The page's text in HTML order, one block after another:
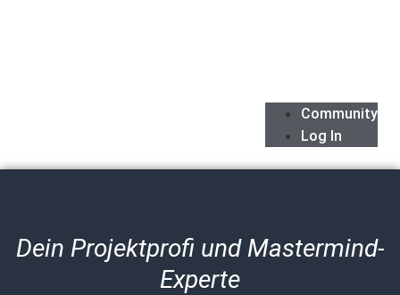
Community
Log In
Dein Projektprofi und Mastermind-
Experte